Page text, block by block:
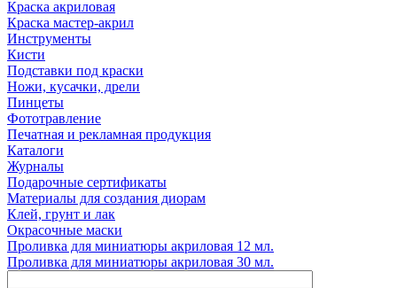
Краска акриловая
Краска мастер-акрил
Инструменты
Кисти
Подставки под краски
Ножи, кусачки, дрели
Пинцеты
Фототравление
Печатная и рекламная продукция
Каталоги
Журналы
Подарочные сертификаты
Материалы для создания диорам
Клей, грунт и лак
Окрасочные маски
Проливка для миниатюры акриловая 12 мл.
Проливка для миниатюры акриловая 30 мл.